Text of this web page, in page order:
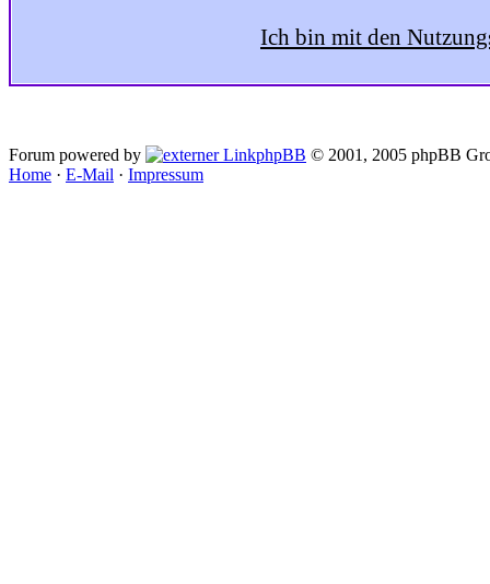
Ich bin mit den
Forum powered by phpBB © 2001, 2005 phpBB
Home · E-Mail · Impressum